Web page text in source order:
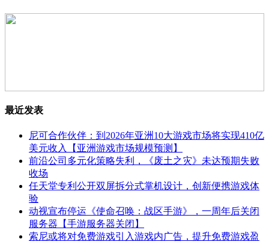
最近发表
尼可合作伙伴：到2026年亚洲10大游戏市场将实现410亿
美元收入【亚洲游戏市场规模预测】
前沿公司多元化策略失利，《废土之灾》未达预期失败
收场
任天堂专利公开双屏拆分式掌机设计，创新便携游戏体
验
动视宣布停运《使命召唤：战区手游》，一周年后关闭
服务器【手游服务器关闭】
索尼或将对免费游戏引入游戏内广告，提升免费游戏盈